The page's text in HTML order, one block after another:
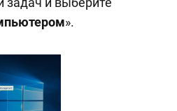
».